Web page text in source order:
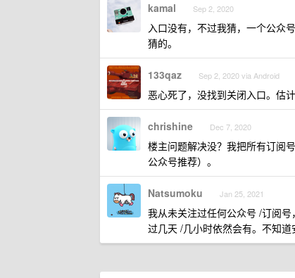
kamal Sep 2, 2020
入口没有，不过我猜，一个公众
猜的。
133qaz Sep 2, 2020 via Android
恶心死了，没找到关闭入口。估
chrishine Dec 7, 2020
楼主问题解决没？我把所有订阅
公众号推荐）。
Natsumoku Jan 25, 2021
我从未关注过任何公众号 /订阅号
过几天 /几小时依然会有。不知